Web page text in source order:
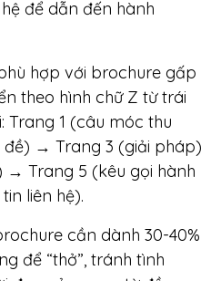
để dẫn đến hành
hợp với brochure gấp
theo hình chữ Z từ trái
Trang 1 (câu móc thu
→ Trang 3 (giải pháp)
→ Trang 5 (kêu gọi hành
liên hệ).
cần dành 30-40%
để “thở”, tránh tình